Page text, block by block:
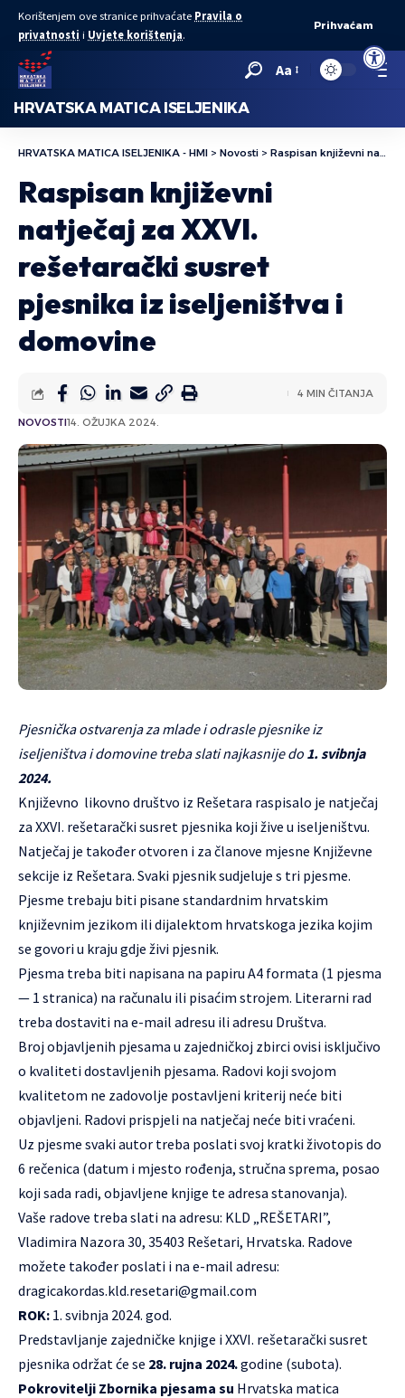
Open
Korištenjem ove stranice prihvaćate Pravila o
privatnosti i Uvjete korištenja.
Prihvaćam
Aa
HRVATSKA MATICA ISELJENIKA
HRVATSKA MATICA ISELJENIKA - HMI > Novosti > Raspisan književni natječaj za XXVI. rešetarački susret pjesnika iz iseljeništva i domovine
Raspisan književni
natječaj za XXVI.
rešetarački susret
pjesnika iz iseljeništva i
domovine
NOVOSTI14. OŽUJKA 2024.
4 MIN ČITANJA
Pjesnička ostvarenja za mlade i odrasle pjesnike iz
iseljeništva i domovine treba slati najkasnije do 1. svibnja
2024.
Književno likovno društvo iz Rešetara raspisalo je natječaj
za XXVI. rešetarački susret pjesnika koji žive u iseljeništvu.
Natječaj je također otvoren i za članove mjesne Književne
sekcije iz Rešetara. Svaki pjesnik sudjeluje s tri pjesme.
Pjesme trebaju biti pisane standardnim hrvatskim
književnim jezikom ili dijalektom hrvatskoga jezika kojim
se govori u kraju gdje živi pjesnik.
Pjesma treba biti napisana na papiru A4 formata (1 pjesma
— 1 stranica) na računalu ili pisaćim strojem. Literarni rad
treba dostaviti na e-mail adresu ili adresu Društva.
Broj objavljenih pjesama u zajedničkoj zbirci ovisi isključivo
o kvaliteti dostavljenih pjesama. Radovi koji svojom
kvalitetom ne zadovolje postavljeni kriterij neće biti
objavljeni. Radovi prispjeli na natječaj neće biti vraćeni.
Uz pjesme svaki autor treba poslati svoj kratki životopis do
6 rečenica (datum i mjesto rođenja, stručna sprema, posao
koji sada radi, objavljene knjige te adresa stanovanja).
Vaše radove treba slati na adresu: KLD „REŠETARI”,
Vladimira Nazora 30, 35403 Rešetari, Hrvatska. Radove
možete također poslati i na e-mail adresu:
dragicakordas.kld.resetari@gmail.com
ROK: 1. svibnja 2024. god.
Predstavljanje zajedničke knjige i XXVI. rešetarački susret
pjesnika održat će se 28. rujna 2024.godine (subota).
Pokrovitelji Zbornika pjesama su Hrvatska matica